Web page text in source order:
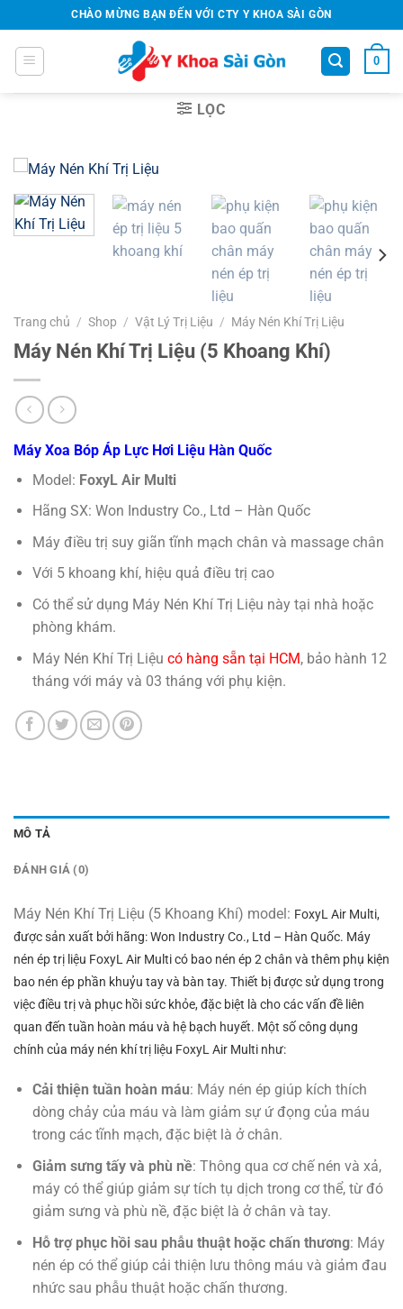
qua
nội
dung
CHÀO MỪNG BẠN ĐẾN VỚI CTY Y KHOA SÀI GÒN
0
LỌC
Trang chủ / Shop / Vật Lý Trị Liệu / Máy Nén Khí Trị Liệu
Máy Nén Khí Trị Liệu (5 Khoang Khí)
Máy Xoa Bóp Áp Lực Hơi Liệu Hàn Quốc
Model: FoxyL Air Multi
Hãng SX: Won Industry Co., Ltd – Hàn Quốc
Máy điều trị suy giãn tĩnh mạch chân và massage chân
Với 5 khoang khí, hiệu quả điều trị cao
Có thể sử dụng Máy Nén Khí Trị Liệu này tại nhà hoặc
phòng khám.
Máy Nén Khí Trị Liệu có hàng sẵn tại HCM, bảo hành 12
tháng với máy và 03 tháng với phụ kiện.
MÔ TẢ
ĐÁNH GIÁ (0)
Máy Nén Khí Trị Liệu (5 Khoang Khí) model: FoxyL Air Multi,
được sản xuất bởi hãng:Won Industry Co., Ltd – Hàn Quốc. Máy
nén ép trị liệu FoxyL Air Multi có bao nén ép 2 chân và thêm phụ kiện
bao nén ép phần khuỷu tay và bàn tay. Thiết bị được sử dụng trong
việc điều trị và phục hồi sức khỏe, đặc biệt là cho các vấn đề liên
quan đến tuần hoàn máu và hệ bạch huyết. Một số công dụng
chính của máy nén khí trị liệu FoxyL Air Multi như:
Cải thiện tuần hoàn máu: Máy nén ép giúp kích thích
dòng chảy của máu và làm giảm sự ứ đọng của máu
trong các tĩnh mạch, đặc biệt là ở chân.
Giảm sưng tấy và phù nề: Thông qua cơ chế nén và xả,
máy có thể giúp giảm sự tích tụ dịch trong cơ thể, từ đó
giảm sưng và phù nề, đặc biệt là ở chân và tay.
Hỗ trợ phục hồi sau phẫu thuật hoặc chấn thương: Máy
nén ép có thể giúp cải thiện lưu thông máu và giảm đau
nhức sau phẫu thuật hoặc chấn thương.